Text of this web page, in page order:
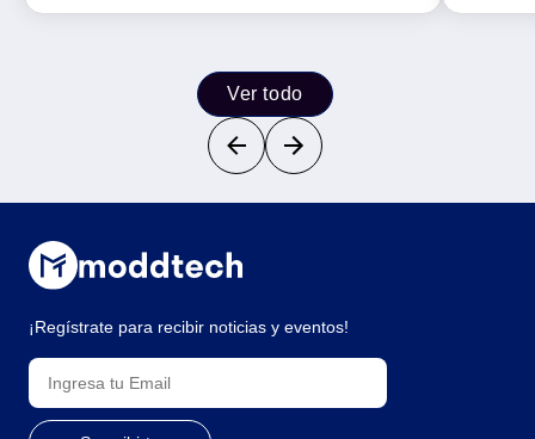
Ver todo
¡Regístrate para recibir noticias y eventos!